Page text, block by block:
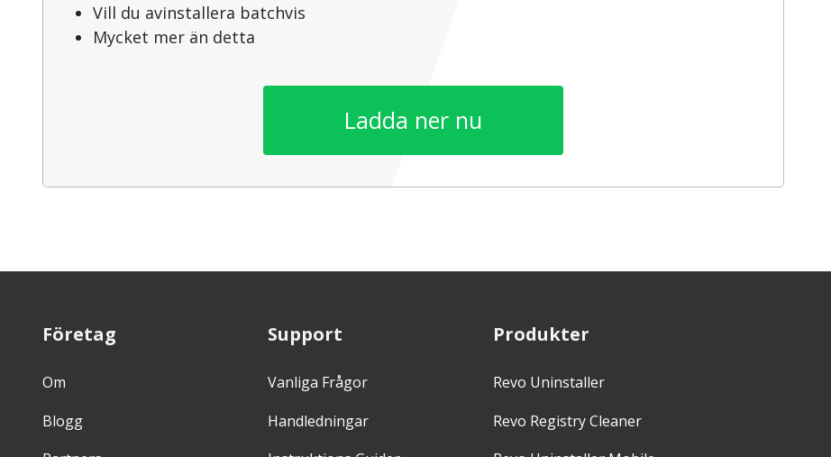
Vill du avinstallera batchvis
Mycket mer än detta
Ladda ner nu
Företag
Om
Blogg
Support
Vanliga Frågor
Handledningar
Produkter
Revo Uninstaller
Revo Registry Cleaner